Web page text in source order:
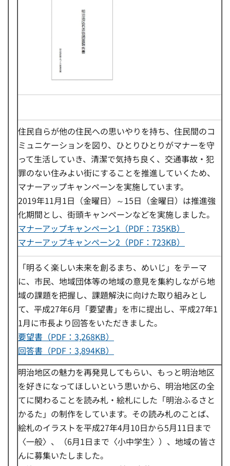
住民自らが他の住民への思いやりを持ち、住民間のコ
ミュニケーションを図り、ひとりひとりがマナーを守
って生活していき、清潔で気持ち良く、交通事故・犯
罪のない住みよい街にすることを推進していくため、
マナーアップキャンペーンを実施しています。
2019年11月1日（金曜日）～15日（金曜日）は推進強
化期間とし、街頭キャンペーンなどを実施しました。
マナーアップキャンペーン1（PDF：735KB）
マナーアップキャンペーン2（PDF：723KB）
「明るく楽しい未来を創るまち、めいじ」をテーマ
に、市民、地域団体等の地域の意見を集約しながら地
域の課題を把握し、課題解決に向けた取り組みとし
て、平成27年6月「要望書」を市に提出し、平成27年1
1月に市長より回答をいただきました。
要望書（PDF：3,268KB）
回答書（PDF：3,894KB）
明治地区の魅力を再発見してもらい、もっと明治地区
を好きになってほしいという思いから、明治地区の全
てに関わることを読み札・絵札にした「明治ふるさと
かるた」の制作をしています。その読み札のことば、
絵札のイラストを平成27年4月10日から5月11日まで
〈一般〉、（6月1日まで〈小中学生〉）、地域の皆さ
んに募集いたしました。